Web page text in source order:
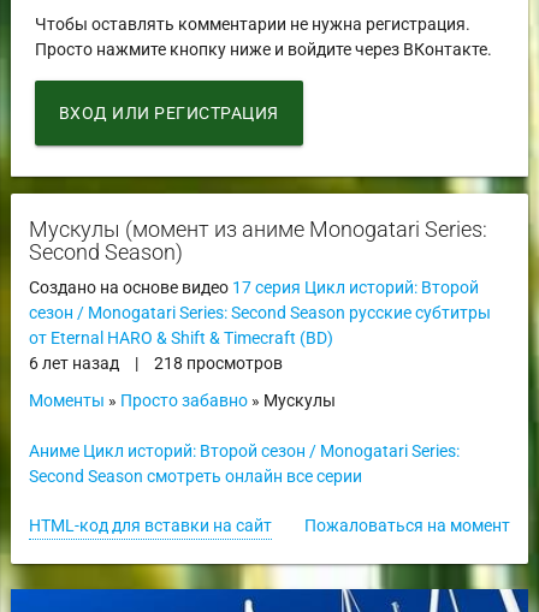
Чтобы оставлять комментарии не нужна регистрация.
Просто нажмите кнопку ниже и войдите через ВКонтакте.
ВХОД ИЛИ РЕГИСТРАЦИЯ
Мускулы (момент из аниме Monogatari Series:
Second Season)
Создано на основе видео 17 серия Цикл историй: Второй
сезон / Monogatari Series: Second Season русские субтитры
от Eternal HARO & Shift & Timecraft (BD)
6 лет назад
|
218 просмотров
Моменты » Просто забавно» Мускулы
Аниме Цикл историй: Второй сезон / Monogatari Series:
Second Season смотреть онлайн все серии
Пожаловаться на момент
HTML-код для вставки на сайт